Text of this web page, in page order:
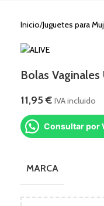
Inicio Juguetes para
Bolas
11,95€ IVA incluido
Consultar por
MARCA